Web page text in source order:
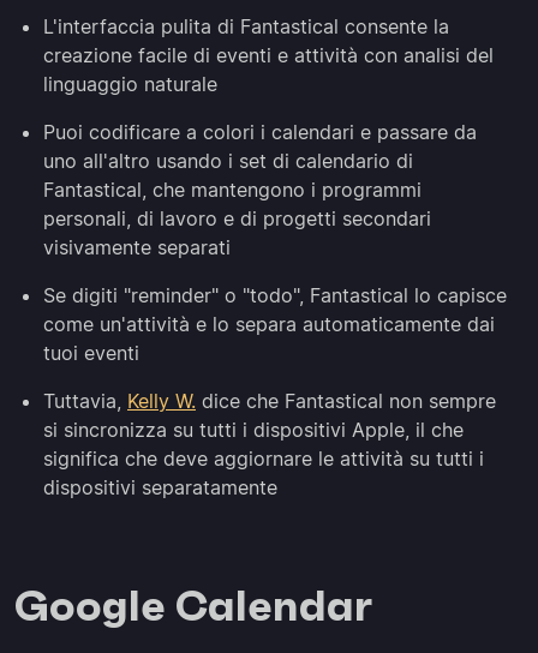
L'interfaccia pulita di Fantastical consente la
creazione facile di eventi e attività con analisi del
linguaggio naturale
Puoi codificare a colori i calendari e passare da
uno all'altro usando i set di calendario di
Fantastical, che mantengono i programmi
personali, di lavoro e di progetti secondari
visivamente separati
Se digiti "reminder" o "todo", Fantastical lo capisce
come un'attività e lo separa automaticamente dai
tuoi eventi
Tuttavia, Kelly W. dice che Fantastical non sempre
si sincronizza su tutti i dispositivi Apple, il che
significa che deve aggiornare le attività su tutti i
dispositivi separatamente
Google Calendar